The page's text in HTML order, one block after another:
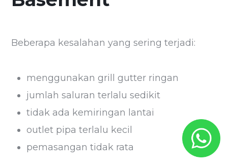
Beberapa kesalahan yang sering terjadi:
menggunakan grill gutter ringan
jumlah saluran terlalu sedikit
tidak ada kemiringan lantai
outlet pipa terlalu kecil
pemasangan tidak rata